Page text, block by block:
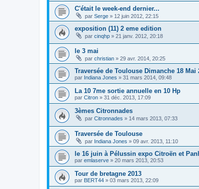
C'était le week-end dernier...
par Serge » 12 juin 2012, 22:15
exposition (11) 2 eme edition
par cinqhp » 21 janv. 2012, 20:18
le 3 mai
par christian » 29 avr. 2014, 20:25
Traversée de Toulouse Dimanche 18 Mai
par Indiana Jones » 31 mars 2014, 09:48
La 10 7me sortie annuelle en 10 Hp
par Citron » 31 déc. 2013, 17:09
3èmes Citronnades
par Citronnades » 14 mars 2013, 07:33
Traversée de Toulouse
par Indiana Jones » 09 avr. 2013, 11:10
le 16 juin à Pélussin expo Citroën et
par emlaserve » 20 mars 2013, 20:53
Tour de bretagne 2013
par BERT44 » 03 mars 2013, 22:09